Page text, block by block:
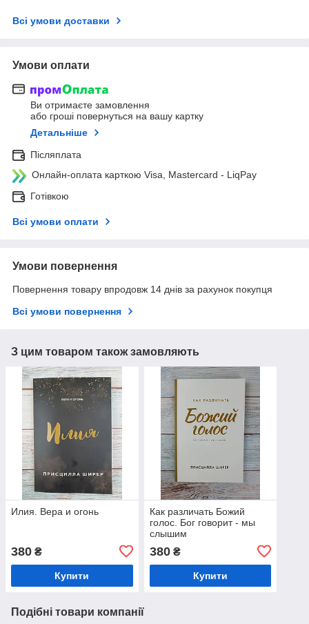
Всі умови доставки
Умови оплати
Ви отримаєте замовлення
або гроші повернуться на вашу картку
Детальніше
Післяплата
Онлайн-оплата карткою Visa, Mastercard - LiqPay
Готівкою
Всі умови оплати
Умови повернення
Повернення товару впродовж 14 днів за рахунок покупця
Всі умови повернення
З цим товаром також замовляють
Илия. Вера и огонь
380 ₴
Купити
Как различать Божий
голос. Бог говорит - мы
слышим
380₴
Купити
Подібні товари компанії